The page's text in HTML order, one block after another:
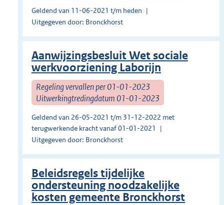
Geldend van 11-06-2021 t/m heden
Uitgegeven door: Bronckhorst
Aanwijzingsbesluit Wet sociale
werkvoorziening Laborijn
Regeling vervallen per 01-01-2023
Uitwerkingtredingdatum 01-01-2023
Geldend van 26-05-2021 t/m 31-12-2022 met
terugwerkende kracht vanaf 01-01-2021
Uitgegeven door: Bronckhorst
Beleidsregels tijdelijke
ondersteuning noodzakelijke
kosten gemeente Bronckhorst